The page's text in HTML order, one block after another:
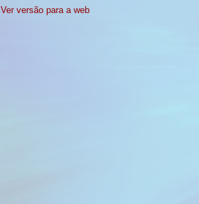
Ver versão para a web